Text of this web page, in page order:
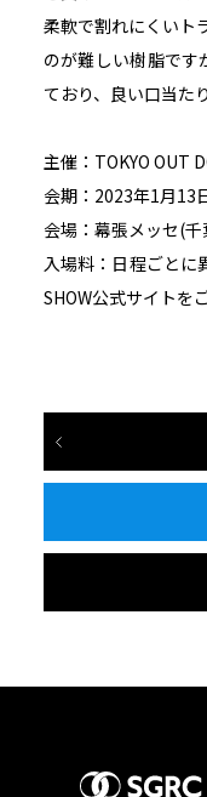
柔軟で割れにくいト
のが難しい樹脂です
ており、良い口当た
主催：TOKYO OUT
会期：2023年1月13
会場：幕張メッセ(
入場料：日程ごとに
SHOW公式サイトを